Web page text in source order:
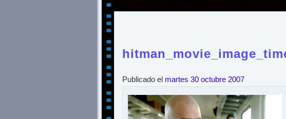
Publicado el martes 30 octubre 2007